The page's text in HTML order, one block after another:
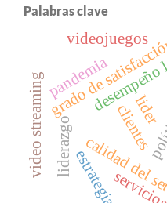
Palabras clave
calidad
grado de
estrategias
video streaming lider
liderazgo
pandemia
clientes
videojuegos